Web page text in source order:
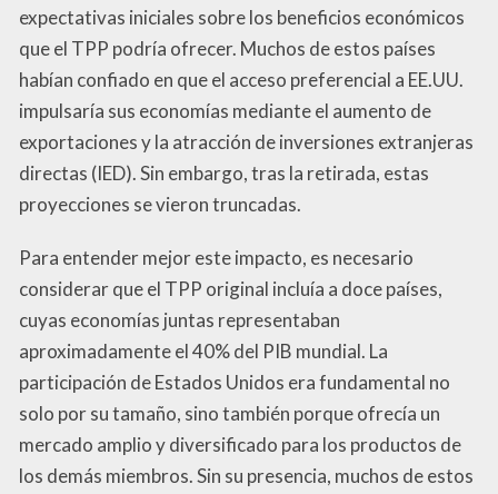
expectativas iniciales sobre los beneficios económicos
que el TPP podría ofrecer. Muchos de estos países
habían confiado en que el acceso preferencial a EE.UU.
impulsaría sus economías mediante el aumento de
exportaciones y la atracción de inversiones extranjeras
directas (IED). Sin embargo, tras la retirada, estas
proyecciones se vieron truncadas.
Para entender mejor este impacto, es necesario
considerar que el TPP original incluía a doce países,
cuyas economías juntas representaban
aproximadamente el 40% del PIB mundial. La
participación de Estados Unidos era fundamental no
solo por su tamaño, sino también porque ofrecía un
mercado amplio y diversificado para los productos de
los demás miembros. Sin su presencia, muchos de estos